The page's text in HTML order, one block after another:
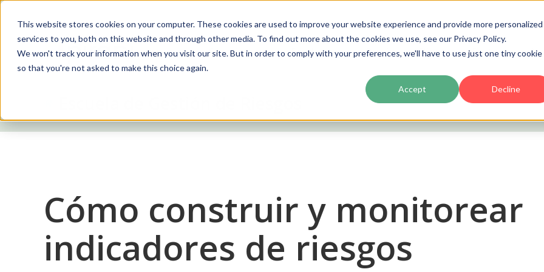
This website stores cookies on your computer. These cookies are used to improve your website experience and provide more personalized
services to you, both on this website and through other media. To find out more about the cookies we use, see our Privacy Policy.
We won't track your information when you visit our site. But in order to comply with your preferences, we'll have to use just one tiny cookie
so that you're not asked to make this choice again.
Accept Decline
Soluciones Producto Precios Clientes Partners
Cómo construir y monitorear
indicadores de riesgos